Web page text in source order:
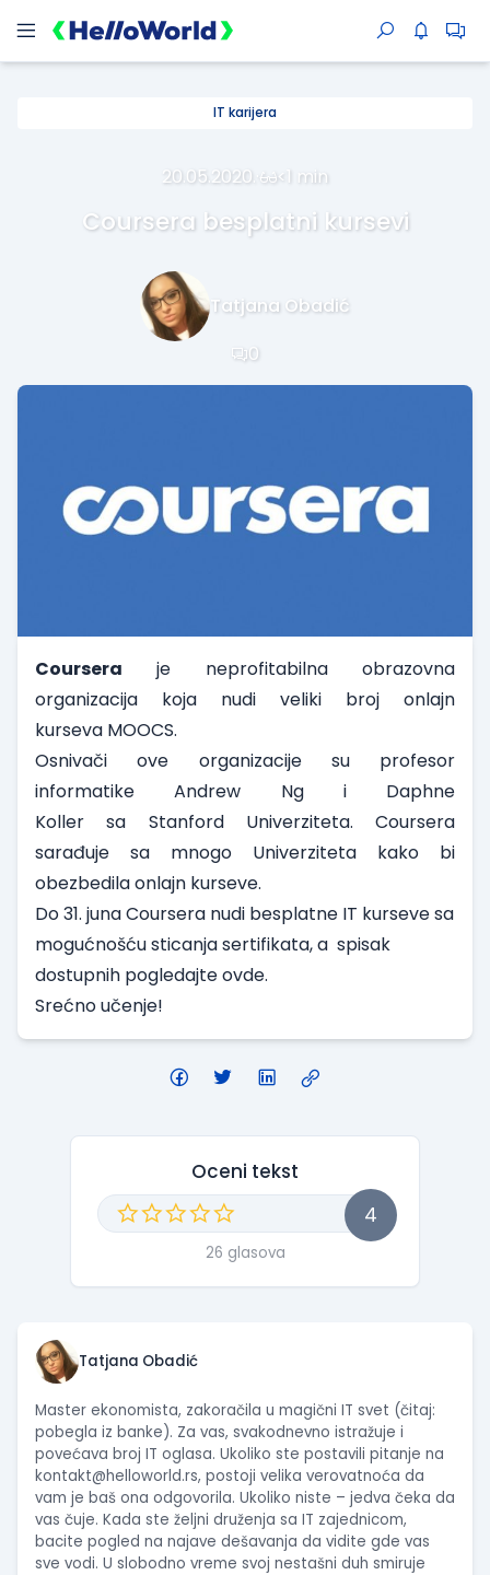
IT karijera
20.05.2020. <1 min
Coursera besplatni kursevi
Tatjana Obadić
0
Coursera je neprofitabilna obrazovna
organizacija koja nudi veliki broj onlajn
kurseva MOOCS.
Osnivači ove organizacije su profesor
informatike Andrew Ngi Daphne
Koller sa Stanford Univerziteta. Coursera
sarađuje sa mnogo Univerziteta kako bi
obezbedila onlajn kurseve.
Do 31. juna Coursera nudi besplatne IT kurseve sa
mogućnošću sticanja sertifikata, a spisak
dostupnih pogledajteovde.
Srećno učenje!
Oceni tekst
4
26 glasova
Tatjana Obadić
Master ekonomista, zakoračila u magični IT svet (čitaj:
pobegla iz banke). Za vas, svakodnevno istražuje i
povećava broj IT oglasa. Ukoliko ste postavili pitanje na
kontakt@helloworld.rs, postoji velika verovatnoća da
vam je baš ona odgovorila. Ukoliko niste – jedva čeka da
vas čuje. Kada ste željni druženja sa IT zajednicom,
bacite pogled na najave dešavanja da vidite gde vas
sve vodi. U slobodno vreme svoj nestašni duh smiruje